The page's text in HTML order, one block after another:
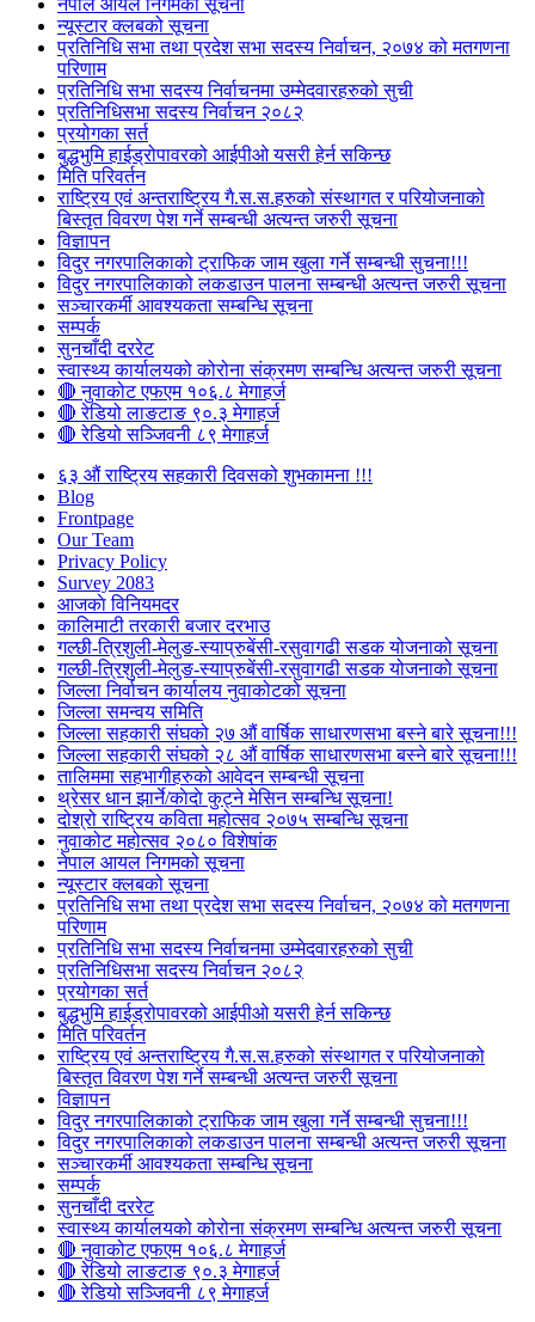
नेपाल आयल निगमको सूचना
न्यूस्टार क्लबको सूचना
प्रतिनिधि सभा तथा प्रदेश सभा सदस्य निर्वाचन, २०७४ को मतगणना
परिणाम
प्रतिनिधि सभा सदस्य निर्वाचनमा उम्मेदवारहरुको सुची
प्रतिनिधिसभा सदस्य निर्वाचन २०८२
प्रयोगका सर्त
बुद्धभुमि हाईड्रोपावरको आईपीओ यसरी हेर्न सकिन्छ
मिति परिवर्तन
राष्ट्रिय एवं अन्तराष्ट्रिय गै.स.स.हरुको संस्थागत र परियोजनाको
बिस्तृत विवरण पेश गर्ने सम्बन्धी अत्यन्त जरुरी सूचना
विज्ञापन
विदुर नगरपालिकाको ट्राफिक जाम खुला गर्ने सम्बन्धी सुचना!!!
विदुर नगरपालिकाको लकडाउन पालना सम्बन्धी अत्यन्त जरुरी सूचना
सञ्चारकर्मी आवश्यकता सम्बन्धि सूचना
सम्पर्क
सुनचाँदी दररेट
स्वास्थ्य कार्यालयको कोरोना संक्रमण सम्बन्धि अत्यन्त जरुरी सूचना
🔴 नुवाकोट एफएम १०६.८ मेगाहर्ज
🔴 रेडियो लाङटाङ ९०.३ मेगाहर्ज
🔴 रेडियो सञ्जिवनी ८९ मेगाहर्ज
६३ औं राष्ट्रिय सहकारी दिवसको शुभकामना !!!
Blog
Frontpage
Our Team
Privacy Policy
Survey 2083
आजकाे विनियमदर
कालिमाटी तरकारी बजार दरभाउ
गल्छी-त्रिशुली-मेलुङ-स्याप्रुबेंसी-रसुवागढी सडक योजनाको सूचना
गल्छी-त्रिशुली-मेलुङ-स्याप्रुबेंसी-रसुवागढी सडक योजनाको सूचना
जिल्ला निर्वाचन कार्यालय नुवाकोटको सूचना
जिल्ला समन्वय समिति
जिल्ला सहकारी संघको २७ औं वार्षिक साधारणसभा बस्ने बारे सूचना!!!
जिल्ला सहकारी संघको २८ औं वार्षिक साधारणसभा बस्ने बारे सूचना!!!
तालिममा सहभागीहरुको आवेदन सम्बन्धी सूचना
थ्रेसर धान झार्ने/काेदाे कुट्ने मेसिन सम्बन्धि सूचना!
दोश्रो राष्ट्रिय कविता महोत्सव २०७५ सम्बन्धि सूचना
नुवाकोट महोत्सव २०८० विशेषांक
नेपाल आयल निगमको सूचना
न्यूस्टार क्लबको सूचना
प्रतिनिधि सभा तथा प्रदेश सभा सदस्य निर्वाचन, २०७४ को मतगणना
परिणाम
प्रतिनिधि सभा सदस्य निर्वाचनमा उम्मेदवारहरुको सुची
प्रतिनिधिसभा सदस्य निर्वाचन २०८२
प्रयोगका सर्त
बुद्धभुमि हाईड्रोपावरको आईपीओ यसरी हेर्न सकिन्छ
मिति परिवर्तन
राष्ट्रिय एवं अन्तराष्ट्रिय गै.स.स.हरुको संस्थागत र परियोजनाको
बिस्तृत विवरण पेश गर्ने सम्बन्धी अत्यन्त जरुरी सूचना
विज्ञापन
विदुर नगरपालिकाको ट्राफिक जाम खुला गर्ने सम्बन्धी सुचना!!!
विदुर नगरपालिकाको लकडाउन पालना सम्बन्धी अत्यन्त जरुरी सूचना
सञ्चारकर्मी आवश्यकता सम्बन्धि सूचना
सम्पर्क
सुनचाँदी दररेट
स्वास्थ्य कार्यालयको कोरोना संक्रमण सम्बन्धि अत्यन्त जरुरी सूचना
🔴 नुवाकोट एफएम १०६.८ मेगाहर्ज
🔴 रेडियो लाङटाङ ९०.३ मेगाहर्ज
🔴 रेडियो सञ्जिवनी ८९ मेगाहर्ज